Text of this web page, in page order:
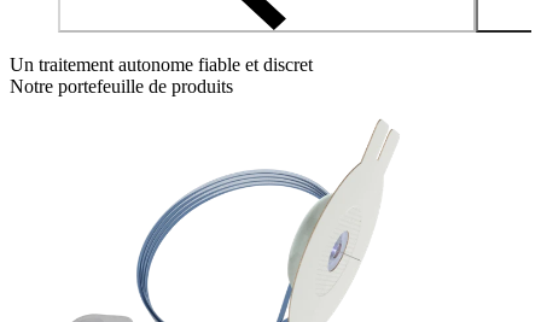
Un traitement autonome fiable et discret
Notre portefeuille de produits